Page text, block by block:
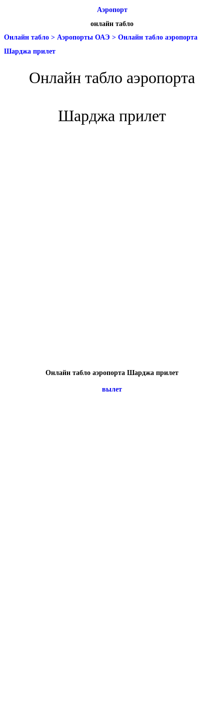
Аэропорт
онлайн табло
Онлайн табло > Аэропорты ОАЭ > Онлайн табло аэропорта
Шарджа прилет
Онлайн табло аэропорта
Шарджа прилет
Онлайн табло аэропорта Шарджа прилет
вылет